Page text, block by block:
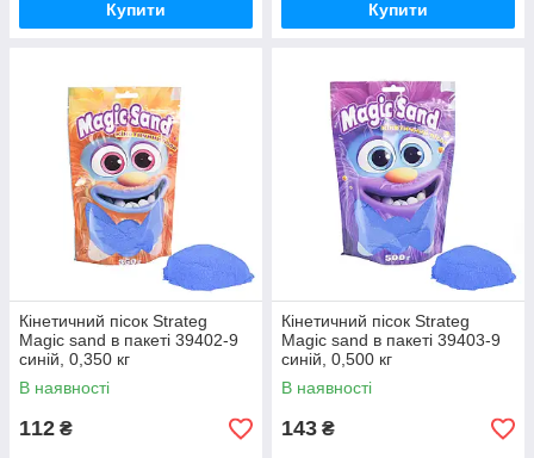
Купити Купити
Кінетичний пісок Strateg
Magic sand в пакеті 39402-9
синій, 0,350 кг
В наявності
112 ₴
Кінетичний пісок Strateg
Magic sand в пакеті 39403-9
синій, 0,500 кг
В наявності
143 ₴